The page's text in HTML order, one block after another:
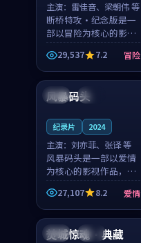
主演： 雷佳音、梁朝伟 等
断桥特攻·纪念版是一
部以冒险为核心的影视
作品，围绕危机、反转
与人物成长展开，整体
节奏紧凑，值得推荐观
看。
29,537 7.2 冒险
法国 热播
风暴码头
纪录片 2024
主演： 刘亦菲、张译 等
风暴码头是一部以爱情
为核心的影视作品，围
绕危机、反转与人物成
长展开，整体节奏紧
凑，值得推荐观看。
27,107 8.2 爱情
韩国 完结
焚城惊魂·典藏